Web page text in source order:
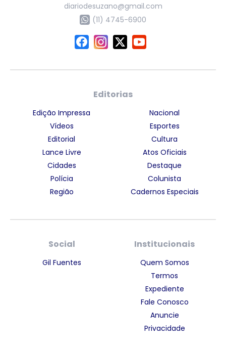
diariodesuzano@gmail.com
(11) 4745-6900
Editorias
Edição Impressa
Vídeos
Editorial
Lance Livre
Cidades
Polícia
Região
Nacional
Esportes
Cultura
Atos Oficiais
Destaque
Colunista
Cadernos Especiais
Social
Gil Fuentes
Institucionais
Quem Somos
Termos
Expediente
Fale Conosco
Anuncie
Privacidade